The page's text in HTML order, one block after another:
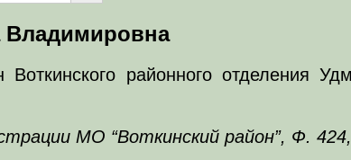
Владимировна
районного отделения
МО “Воткинский район”, Ф.